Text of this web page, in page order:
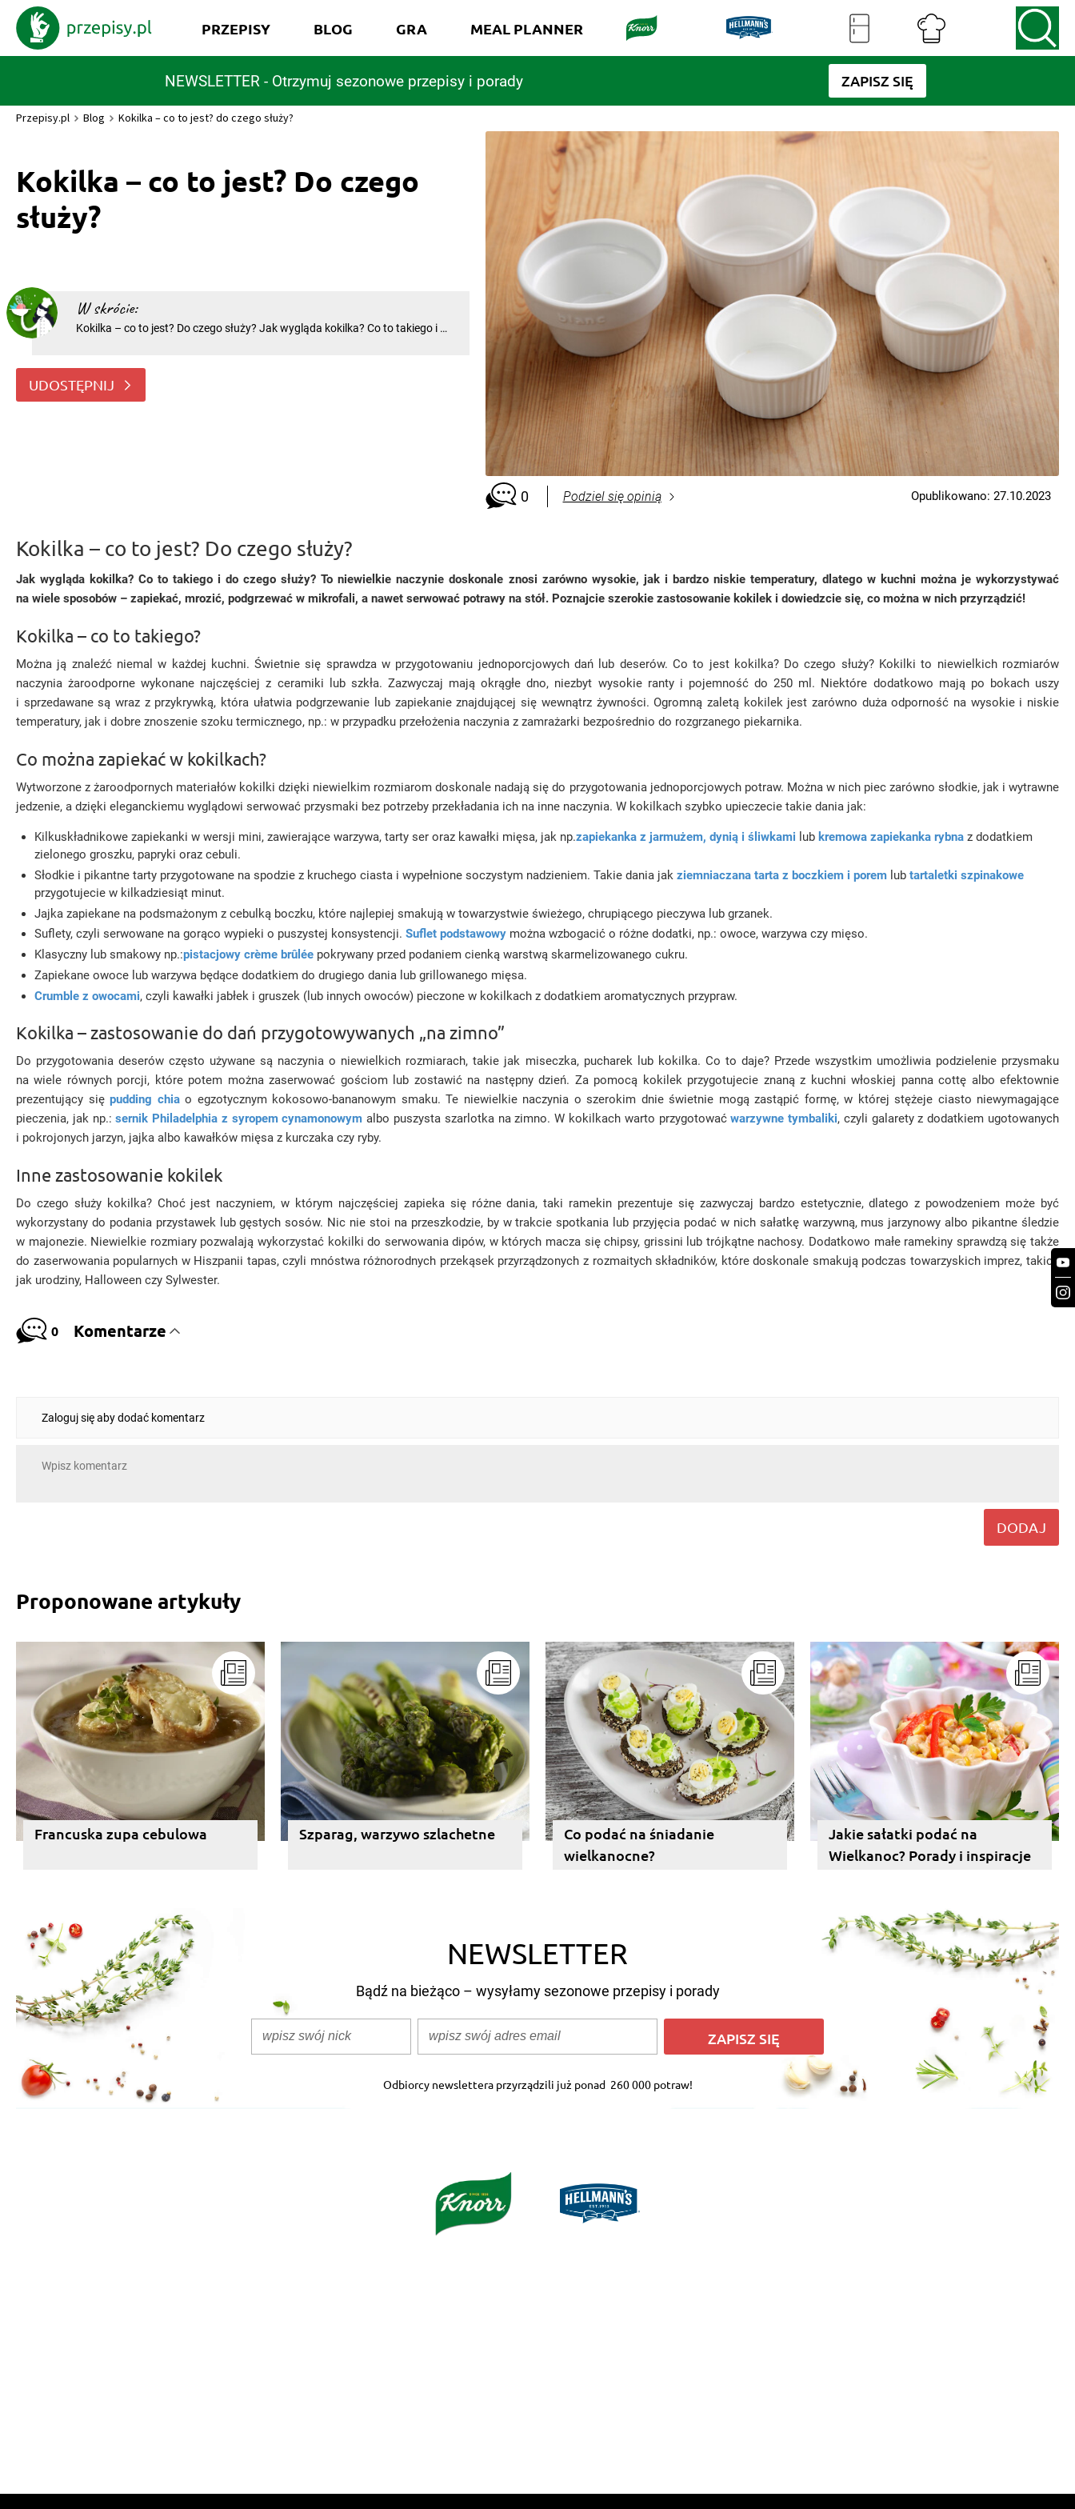
NEWSLETTER - Otrzymuj sezonowe przepisy i porady ZAPISZ SIĘ
PRZEPISY BLOG GRA MEAL PLANNER
Przepisy.pl Blog Kokilka – co to jest? do czego służy?
Kokilka – co to jest? Do czego
służy?
W skrócie:
Kokilka – co to jest? Do czego służy? Jak wygląda kokilka? Co to takiego i do
wiele sposobów – zapiekać, mroz
UDOSTĘPNIJ
0 Podziel się opinią Opublikowano: 27.10.2023
Kokilka – co to jest? Do czego służy?
Jak wygląda kokilka? Co to takiego i do czego służy? To niewielkie naczynie doskonale znosi zarówno wysokie, jak i bardzo niskie temperatury, dlatego w kuchni można je wykorzystywać
na wiele sposobów – zapiekać, mrozić, podgrzewać w mikrofali, a nawet serwować potrawy na stół. Poznajcie szerokie zastosowanie kokilek i dowiedzcie się, co można w nich przyrządzić!
Kokilka – co to takiego?
Można ją znaleźć niemal w każdej kuchni. Świetnie się sprawdza w przygotowaniu jednoporcjowych dań lub deserów. Co to jest kokilka? Do czego służy? Kokilki to niewielkich rozmiarów
naczynia żaroodporne wykonane najczęściej z ceramiki lub szkła. Zazwyczaj mają okrągłe dno, niezbyt wysokie ranty i pojemność do 250 ml. Niektóre dodatkowo mają po bokach uszy
i sprzedawane są wraz z przykrywką, która ułatwia podgrzewanie lub zapiekanie znajdującej się wewnątrz żywności. Ogromną zaletą kokilek jest zarówno duża odporność na wysokie i niskie
temperatury, jak i dobre znoszenie szoku termicznego, np.: w przypadku przełożenia naczynia z zamrażarki bezpośrednio do rozgrzanego piekarnika.
Co można zapiekać w kokilkach?
Wytworzone z żaroodpornych materiałów kokilki dzięki niewielkim rozmiarom doskonale nadają się do przygotowania jednoporcjowych potraw. Można w nich piec zarówno słodkie, jak i wytrawne
jedzenie, a dzięki eleganckiemu wyglądowi serwować przysmaki bez potrzeby przekładania ich na inne naczynia. W kokilkach szybko upieczecie takie dania jak:
Kilkuskładnikowe zapiekanki w wersji mini, zawierające warzywa, tarty ser oraz kawałki mięsa, jak np.zapiekanka z jarmużem, dynią i śliwkami lub kremowa zapiekanka rybnaz dodatkiem
zielonego groszku, papryki oraz cebuli.
Słodkie i pikantne tarty przygotowane na spodzie z kruchego ciasta i wypełnione soczystym nadzieniem. Takie dania jak ziemniaczana tarta z boczkiem i poremlub tartaletki szpinakowe
przygotujecie w kilkadziesiąt minut.
Jajka zapiekane na podsmażonym z cebulką boczku, które najlepiej smakują w towarzystwie świeżego, chrupiącego pieczywa lub grzanek.
Suflety, czyli serwowane na gorąco wypieki o puszystej konsystencji. Suflet podstawowymożna wzbogacić o różne dodatki, np.: owoce, warzywa czy mięso.
Klasyczny lub smakowy np.:pistacjowy crème brûléepokrywany przed podaniem cienką warstwą skarmelizowanego cukru.
Zapiekane owoce lub warzywa będące dodatkiem do drugiego dania lub grillowanego mięsa.
Crumble z owocami, czyli kawałki jabłek i gruszek (lub innych owoców) pieczone w kokilkach z dodatkiem aromatycznych przypraw.
Kokilka – zastosowanie do dań przygotowywanych „na zimno”
Do przygotowania deserów często używane są naczynia o niewielkich rozmiarach, takie jak miseczka, pucharek lub kokilka. Co to daje? Przede wszystkim umożliwia podzielenie przysmaku
na wiele równych porcji, które potem można zaserwować gościom lub zostawić na następny dzień. Za pomocą kokilek przygotujecie znaną z kuchni włoskiej panna cottę albo efektownie
prezentujący się pudding chiao egzotycznym kokosowo-bananowym smaku. Te niewielkie naczynia o szerokim dnie świetnie mogą zastąpić formę, w której stężeje ciasto niewymagające
pieczenia, jak np.:sernik Philadelphia z syropem cynamonowym albo puszysta szarlotka na zimno. W kokilkach warto przygotowaćwarzywne tymbaliki, czyli galarety z dodatkiem ugotowanych
i pokrojonych jarzyn, jajka albo kawałków mięsa z kurczaka czy ryby.
Inne zastosowanie kokilek
Do czego służy kokilka? Choć jest naczyniem, w którym najczęściej zapieka się różne dania, taki ramekin prezentuje się zazwyczaj bardzo estetycznie, dlatego z powodzeniem może być
wykorzystany do podania przystawek lub gęstych sosów. Nic nie stoi na przeszkodzie, by w trakcie spotkania lub przyjęcia podać w nich sałatkę warzywną, mus jarzynowy albo pikantne śledzie
w majonezie. Niewielkie rozmiary pozwalają wykorzystać kokilki do serwowania dipów, w których macza się chipsy, grissini lub trójkątne nachosy. Dodatkowo małe ramekiny sprawdzą się także
do zaserwowania popularnych w Hiszpanii tapas, czyli mnóstwa różnorodnych przekąsek przyrządzonych z rozmaitych składników, które doskonale smakują podczas towarzyskich imprez, takich
jak urodziny, Halloween czy Sylwester.
0 Komentarze
Zaloguj się aby dodać komentarz
DODAJ
Proponowane artykuły
Francuska zupa cebulowa Szparag, warzywo szlachetne
Co podać na śniadanie
wielkanocne?
Jakie sałatki podać na
Wielkanoc? Porady i inspiracje
NEWSLETTER
Bądź na bieżąco – wysyłamy sezonowe przepisy i porady
ZAPISZ SIĘ
Odbiorcy newslettera przyrządzili już ponad 260 000 potraw!